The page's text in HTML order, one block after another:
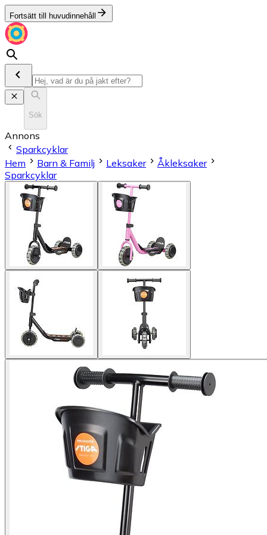
Fortsätt till huvudinnehåll
Sök
Annons
Sparkcyklar
Hem
Barn & Familj Leksaker
Åkleksaker
Sparkcyklar